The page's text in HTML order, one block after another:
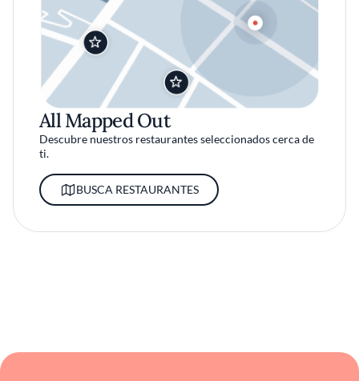
All Mapped Out
Descubre nuestros restaurantes seleccionados cerca de
ti.
BUSCA RESTAURANTES